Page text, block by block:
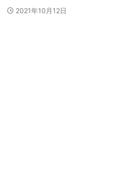
2021年10月12日